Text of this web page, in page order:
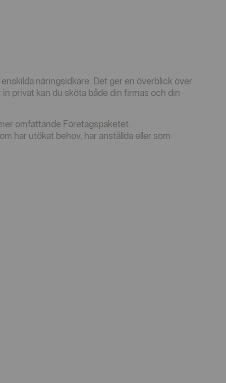
näringsidkare. Det ger en överblick över
privat kan du sköta både din firmas och din
omfattande Företagspaketet.
har utökat behov, har anställda eller som